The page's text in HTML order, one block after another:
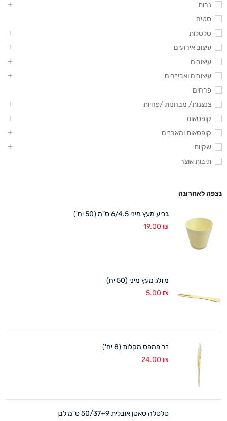
נרות
סטים
סלסלות
עיצוב אירועים
עיצובים
עיצובים ואביזרים
פרחים
צנצנות/ מבחנות /פחיות
קופסאות
קופסאות ומארזים
שקיות
תיבות אוצר
נצפה לאחרונה
גביע מעץ מיני 6/4.5 ס"מ (50 יח')
19.00 ₪
מזלג מעץ מיני (50 יח)
5.00 ₪
זר פמפס מקלות (8 יח')
24.00 ₪
סלסלה סאטן אובלית 50/37+9 ס"מ לבן